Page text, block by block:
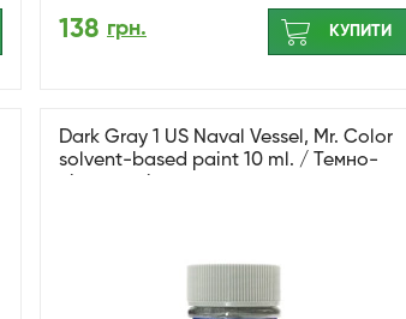
138 грн. КУПИТИ
Dark Gray 1 US Naval Vessel, Mr. Color
solvent-based paint 10 ml. / Темно-